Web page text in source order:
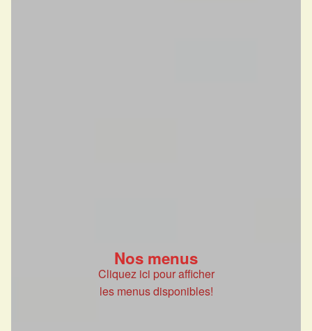
Nos menus
Cliquez ici pour afficher
les menus disponibles!